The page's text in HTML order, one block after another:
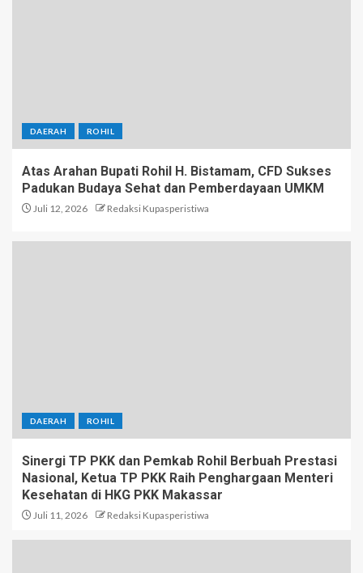
DAERAH ROHIL
Atas Arahan Bupati Rohil H. Bistamam, CFD Sukses
Padukan Budaya Sehat dan Pemberdayaan UMKM
Juli 12, 2026 Redaksi Kupasperistiwa
DAERAH ROHIL
Sinergi TP PKK dan Pemkab Rohil Berbuah Prestasi
Nasional, Ketua TP PKK Raih Penghargaan Menteri
Kesehatan di HKG PKK Makassar
Juli 11, 2026 Redaksi Kupasperistiwa